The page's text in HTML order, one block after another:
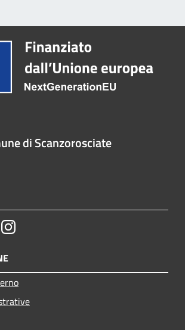
di Scanzorosciate
Instagram